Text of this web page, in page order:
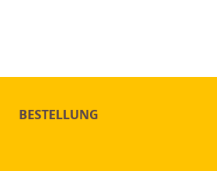
BESTELLUNG